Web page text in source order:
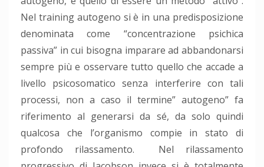
Nel training autogeno si è in una predisposizione
denominata come “concentrazione psichica
passiva” in cui bisogna imparare ad abbandonarsi
sempre più e osservare tutto quello che accade a
livello psicosomatico senza interferire con tali
processi, non a caso il termine” autogeno” fa
riferimento al generarsi da sé, da solo quindi
qualcosa che l’organismo compie in stato di
profondo rilassamento. Nel rilassamento